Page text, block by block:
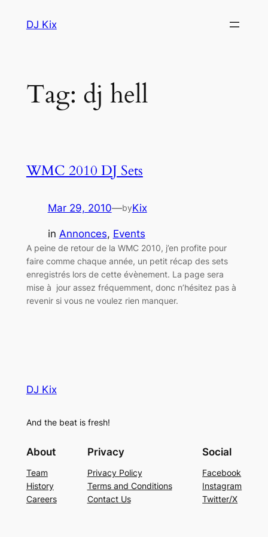
DJ Kix
Tag: dj hell
WMC 2010 DJ Sets
Mar 29, 2010—byKix
in Annonces, Events
A peine de retour de la WMC 2010, j’en profite pour
faire comme chaque année, un petit récap des sets
enregistrés lors de cette évènement. La page sera
mise à jour assez fréquemment, donc n’hésitez pas à
revenir si vous ne voulez rien manquer.
DJ Kix
And the beat is fresh!
About
Team
History
Careers
Privacy
Privacy Policy
Terms and Conditions
Contact Us
Social
Facebook
Instagram
Twitter/X